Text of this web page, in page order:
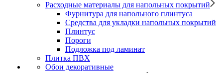
Расходные материалы для напольных покрытий
Фурнитура для напольного плинтуса
Средства для укладки напольных покрытий
Плинтус
Пороги
Подложка под ламинат
Плитка ПВХ
Обои декоративные